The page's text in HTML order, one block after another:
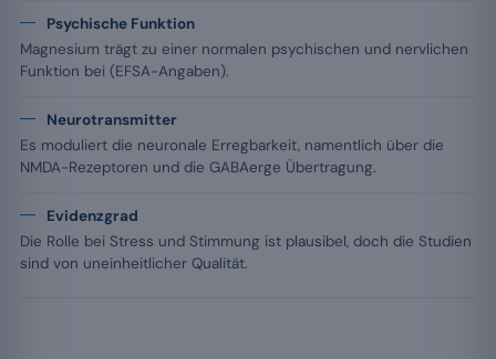
Psychische Funktion
Magnesium trägt zu einer normalen psychischen und nervlichen
Funktion bei (EFSA-Angaben).
Neurotransmitter
Es moduliert die neuronale Erregbarkeit, namentlich über die
NMDA-Rezeptoren und die GABAerge Übertragung.
Evidenzgrad
Die Rolle bei Stress und Stimmung ist plausibel, doch die Studien
sind von uneinheitlicher Qualität.